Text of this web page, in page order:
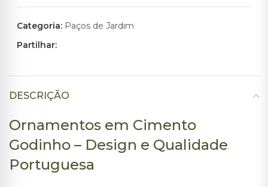
Categoria: Paços de Jardim
Partilhar:
DESCRIÇÃO
Ornamentos em Cimento
Godinho – Design e Qualidade
Portuguesa